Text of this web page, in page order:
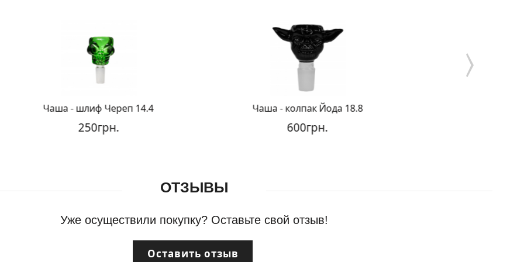
Чаша - шлиф Череп 14.4
250грн.
Чаша - колпак Йода 18.8
600грн.
ОТЗЫВЫ
Уже осуществили покупку? Оставьте свой отзыв!
Оставить отзыв